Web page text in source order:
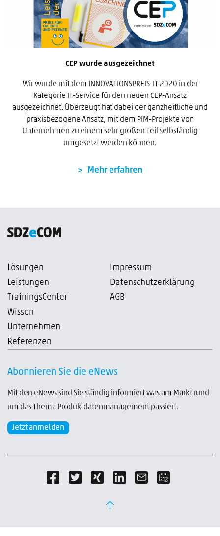
CEP wurde ausgezeichnet
Wir wurde mit dem INNOVATIONSPREIS-IT 2020 in der
Kategorie IT-Service für den neuen CEP-Ansatz
ausgezeichnet. Überzeugt hat dabei der ganzheitliche und
praxisbezogene Ansatz, mit dem PIM-Projekte von
Unternehmen zu einem sehr großen Teil selbständig
umgesetzt werden können.
Mehr erfahren
Lösungen
Leistungen
TrainingsCenter
Wissen
Unternehmen
Referenzen
Impressum
Datenschutzerklärung
AGB
Abonnieren Sie die eNews
Mit den eNews sind Sie ständig informiert was am Markt rund
um das Thema Produktdatenmanagement passiert.
Jetzt anmelden